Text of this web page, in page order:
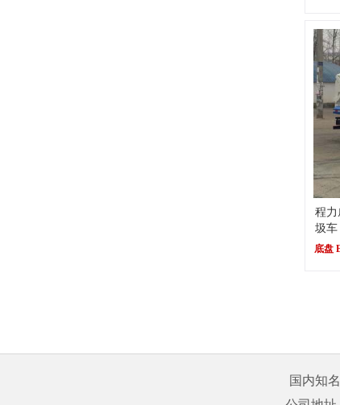
程力
圾车
底盘
国内知